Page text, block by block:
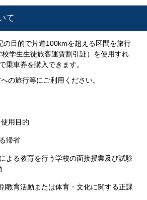
て
の目的で片道100kmを超える区間を旅行
学生生徒旅客運賃割引証）を使用すれ
乗車券を購入できます。
方への旅行等にご利用ください。
用目的
帰省
よる教育を行う学校の面接授業及び試験
教育活動または体育・文化に関する正課